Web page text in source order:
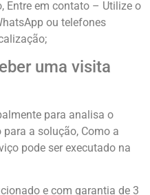
Entre em contato – Utilize o
ou telefones
uma visita
para analisa o
a solução, Como a
pode ser executado na
e com garantia de 3